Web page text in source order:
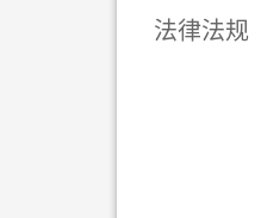
法律法规